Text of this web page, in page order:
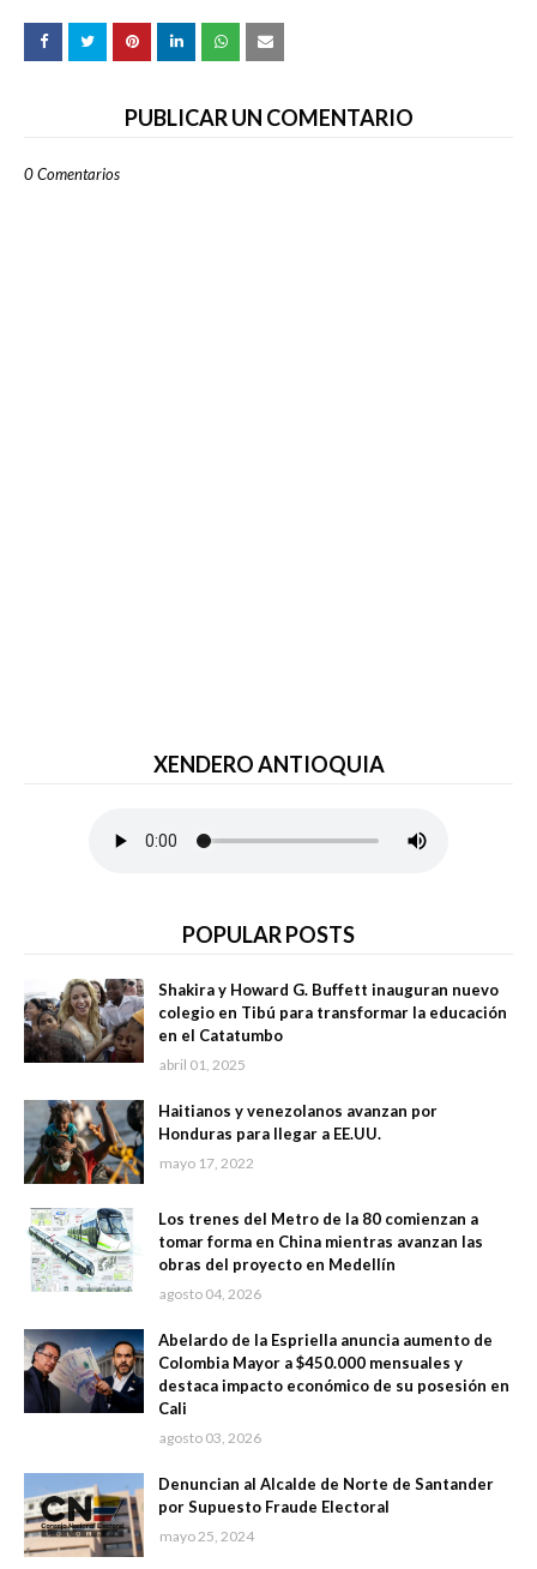
PUBLICAR UN COMENTARIO
0 Comentarios
XENDERO ANTIOQUIA
POPULAR POSTS
Shakira y Howard G. Buffett inauguran nuevo
colegio en Tibú para transformar la educación
en el Catatumbo
abril 01, 2025
Haitianos y venezolanos avanzan por
Honduras para llegar a EE.UU.
mayo 17, 2022
Los trenes del Metro de la 80 comienzan a
tomar forma en China mientras avanzan las
obras del proyecto en Medellín
agosto 04, 2026
Abelardo de la Espriella anuncia aumento de
Colombia Mayor a $450.000 mensuales y
destaca impacto económico de su posesión en
Cali
agosto 03, 2026
Denuncian al Alcalde de Norte de Santander
por Supuesto Fraude Electoral
mayo 25, 2024